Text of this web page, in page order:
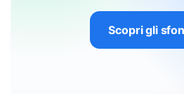
Scopri gli